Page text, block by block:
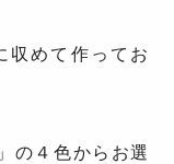
収めて作ってお
の４色からお選